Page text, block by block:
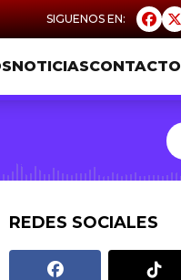
NOTICIAS
REDES SOCIALES